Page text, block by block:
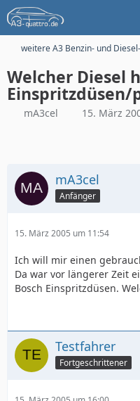
weitere A3 Benzin- und
Welcher Diesel
Einspritzdüsen/
mA3cel 15. März
mA3cel
Anfänger
15. März 2005 um 11:54
Ich will mir einen
Da war vor längerer Zeit
Bosch Einspritzdüsen.
Testfahrer
Fortgeschrittener